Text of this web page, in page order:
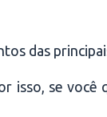
das
isso, se